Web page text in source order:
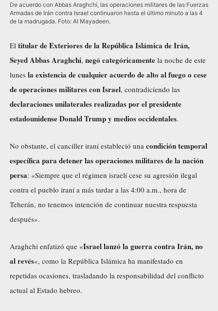
De acuerdo con Abbas Araghchi, las operaciones militares de las Fuerzas
Armadas de Irán contra Israel continuaron hasta el último minuto a las 4
de la madrugada. Foto: Al Mayadeen.
El titular de Exteriores de la República Islámica de Irán,
Seyed Abbas Araghchi, negó categóricamente la noche de este
lunes la existencia de cualquier acuerdo de alto al fuego o cese
de operaciones militares con Israel, contradiciendo las
declaraciones unilaterales realizadas por el presidente
estadounidense Donald Trump y medios occidentales.
No obstante, el canciller iraní estableció una condición temporal
específica para detener las operaciones militares de la nación
persa: «Siempre que el régimen israelí cese su agresión ilegal
contra el pueblo iraní a más tardar a las 4:00 a.m., hora de
Teherán, no tenemos intención de continuar nuestra respuesta
después».
Araghchi enfatizó que «Israel lanzó la guerra contra Irán, no
al revés«, como la República Islámica ha manifestado en
repetidas ocasiones, trasladando la responsabilidad del conflicto
actual al Estado hebreo.